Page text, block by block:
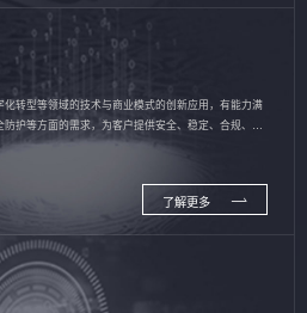
转型等领域的技术与商业模式的创新应用，有能力满
护等方面的需求，为客户提供安全、稳定、合规、持
了解更多